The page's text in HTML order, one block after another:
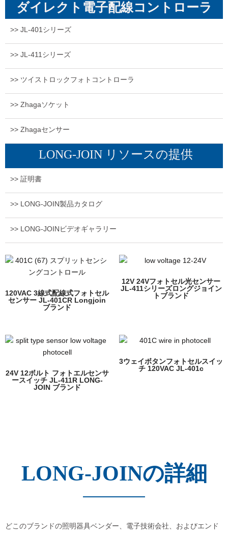
ダイレクト電子配線コントローラ
>> JL-401シリーズ
>> JL-411シリーズ
>> ツイストロックフォトコントローラ
>> Zhagaソケット
>> Zhagaセンサー
LONG-JOIN リソースの提供
>> 証明書
>> LONG-JOIN製品カタログ
>> LONG-JOINビデオギャラリー
120VAC 3線式配線式フォトセル
センサー JL-401CR Longjoin
ブランド
12V 24Vフォトセル光センサー
JL-411シリーズロングジョイン
トブランド
24V 12ボルト フォトエルセンサ
ースイッチ JL-411R LONG-
JOIN ブランド
3ウェイボタンフォトセルスイッ
チ 120VAC JL-401c
LONG-JOINの詳細
どこのブランドの照明器具ベンダー、電子技術会社、およびエンド